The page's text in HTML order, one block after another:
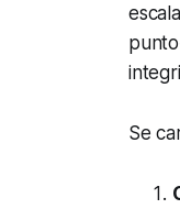
Se